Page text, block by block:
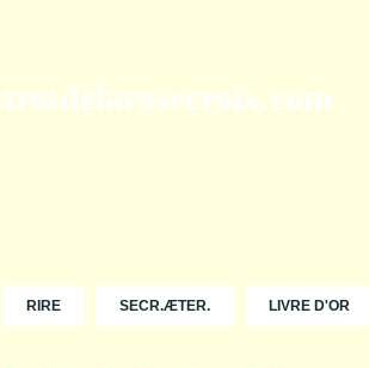
RIRE SECR.ÆTER. LIVRE D'OR